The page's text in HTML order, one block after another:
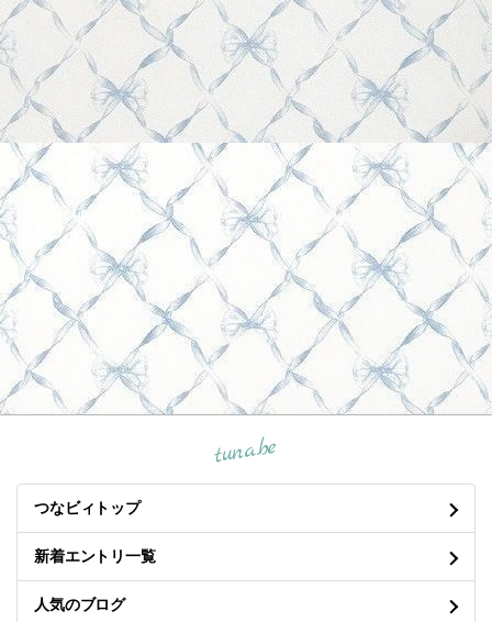
tuna.be
つなビィトップ
新着エントリ一覧
人気のブログ